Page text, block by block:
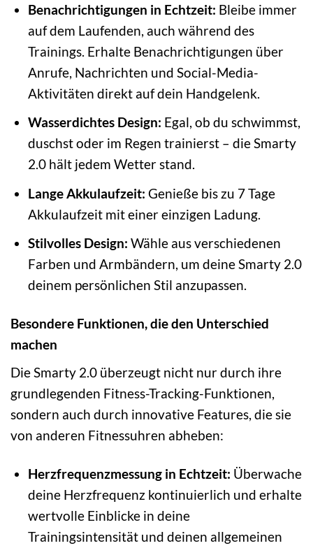
Benachrichtigungen in Echtzeit: Bleibe immer
auf dem Laufenden, auch während des
Trainings. Erhalte Benachrichtigungen über
Anrufe, Nachrichten und Social-Media-
Aktivitäten direkt auf dein Handgelenk.
Wasserdichtes Design: Egal, ob du schwimmst,
duschst oder im Regen trainierst – die Smarty
2.0 hält jedem Wetter stand.
Lange Akkulaufzeit: Genieße bis zu 7 Tage
Akkulaufzeit mit einer einzigen Ladung.
Stilvolles Design: Wähle aus verschiedenen
Farben und Armbändern, um deine Smarty 2.0
deinem persönlichen Stil anzupassen.
Besondere Funktionen, die den Unterschied
machen
Die Smarty 2.0 überzeugt nicht nur durch ihre
grundlegenden Fitness-Tracking-Funktionen,
sondern auch durch innovative Features, die sie
von anderen Fitnessuhren abheben:
Herzfrequenzmessung in Echtzeit: Überwache
deine Herzfrequenz kontinuierlich und erhalte
wertvolle Einblicke in deine
Trainingsintensität und deinen allgemeinen